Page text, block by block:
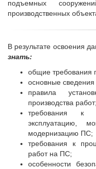
подъемных
производственных
В результате освоения
знать:
общие требования
основные
правила
производства работ;
требования к
эксплуатацию,
модернизацию ПС;
требования к
работ на ПС;
особенности